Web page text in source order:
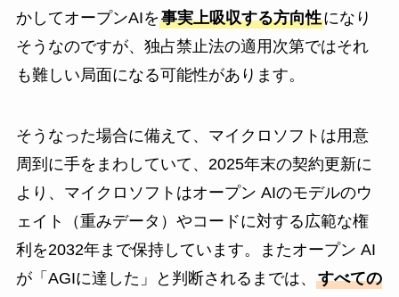
かしてオープンAIを事実上吸収する方向性になり
そうなのですが、独占禁止法の適用次第ではそれ
も難しい局面になる可能性があります。
そうなった場合に備えて、マイクロソフトは用意
周到に手をまわしていて、2025年末の契約更新に
より、マイクロソフトはオープン AIのモデルのウ
ェイト（重みデータ）やコードに対する広範な権
利を2032年まで保持しています。またオープン AI
が「AGIに達した」と判断されるまでは、 すべての